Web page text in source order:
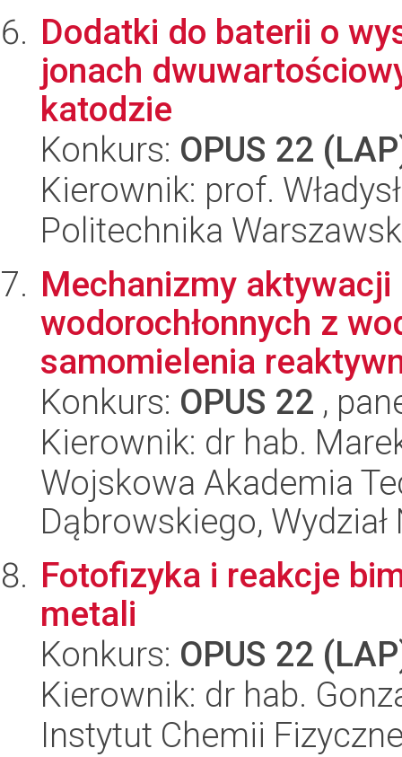
Dodatki do baterii o
jonach
katodzie
Konkurs: OPUS 22
Kierownik: prof.
Politechnika
Mechanizmy aktywacji
wodorochłonnych z
samomielenia
Konkurs: OPUS 22 ,
Kierownik: dr hab.
Wojskowa Akademia
Dąbrowskiego,
Fotofizyka i reakcje
metali
Konkurs: OPUS 22
Kierownik: dr hab.
Instytut Chemii